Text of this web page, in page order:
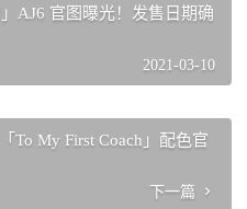
AJ6 官图曝光！发售日期确
2021-03-10
To My First Coach」配色官
下一篇